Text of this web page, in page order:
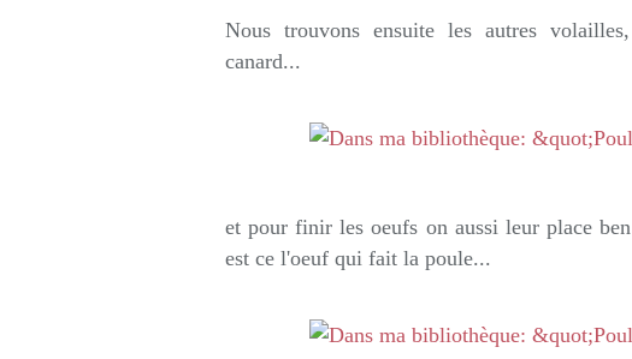
Nous trouvons ensuite les autres
canard...
et pour finir les oeufs on aussi leur place
est ce l'oeuf qui fait la poule...